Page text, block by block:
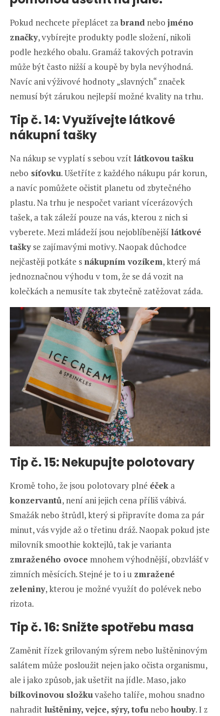
Pokud nechcete přeplácet zabrand nebo jméno
značky, vybírejte produkty podle složení, nikoli
podle hezkého obalu. Gramáž takových potravin
může být často nižší a koupě by byla nevýhodná.
Navíc ani výživové hodnoty „slavných“ značek
nemusí být zárukou nejlepší možné kvality na trhu.
Tip č. 14: Využívejte látkové
nákupní tašky
Na nákup se vyplatí s sebou vzít látkovou tašku
nebo síťovku. Ušetříte z každého nákupu pár korun,
a navíc pomůžete očistit planetu od zbytečného
plastu. Na trhu je nespočet variant vícerázových
tašek, a tak záleží pouze na vás, kterou z nich si
vyberete. Mezi mládeží jsou nejoblíbenější látkové
taškyse zajímavými motivy. Naopak důchodce
nejčastěji potkáte s nákupním vozíkem, který má
jednoznačnou výhodu v tom, že se dá vozit na
kolečkách a nemusíte tak zbytečně zatěžovat záda.
Tip č. 15: Nekupujte polotovary
Kromě toho, že jsou polotovary plné éček a
konzervantů, není ani jejich cena příliš vábivá.
Smažák nebo štrůdl, který si připravíte doma za pár
minut, vás vyjde až o třetinu dráž. Naopak pokud jste
milovník smoothie koktejlů, tak je varianta
zmraženého ovoce mnohem výhodnější, obzvlášť v
zimních měsících. Stejné je to i u zmražené
zeleniny, kterou je možné využít do polévek nebo
rizota.
Tip č. 16: Snižte spotřebu masa
Zaměnit řízek grilovaným sýrem nebo luštěninovým
salátem může posloužit nejen jako očista organismu,
ale i jako způsob, jak ušetřit na jídle. Maso, jako
bílkovinovou složkuvašeho talíře, mohou snadno
nahradit luštěniny, vejce, sýry, tofu nebo houby. I z